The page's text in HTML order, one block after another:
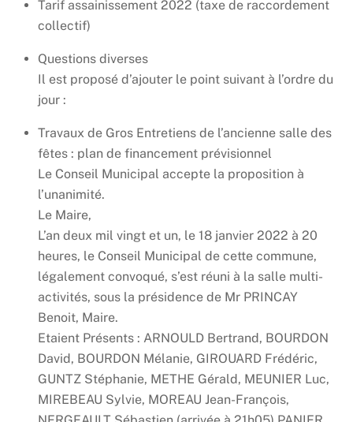
Tarif assainissement 2022 (taxe de raccordement
collectif)
Questions diverses
Il est proposé d’ajouter le point suivant à l’ordre du
jour :
Travaux de Gros Entretiens de l’ancienne salle des
fêtes : plan de financement prévisionnel
Le Conseil Municipal accepte la proposition à
l’unanimité.
Le Maire,
L’an deux mil vingt et un, le 18 janvier 2022 à 20
heures, le Conseil Municipal de cette commune,
légalement convoqué, s’est réuni à la salle multi-
activités, sous la présidence de Mr PRINCAY
Benoit, Maire.
Etaient Présents : ARNOULD Bertrand, BOURDON
David, BOURDON Mélanie, GIROUARD Frédéric,
GUNTZ Stéphanie, METHE Gérald, MEUNIER Luc,
MIREBEAU Sylvie, MOREAU Jean-François,